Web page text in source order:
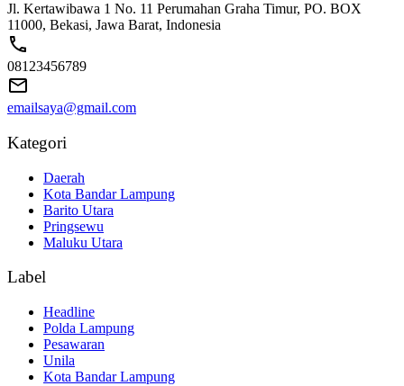
Jl. Kertawibawa 1 No. 11 Perumahan Graha Timur, PO. BOX
11000, Bekasi, Jawa Barat, Indonesia
08123456789
emailsaya@gmail.com
Kategori
Daerah
Kota Bandar Lampung
Barito Utara
Pringsewu
Maluku Utara
Label
Headline
Polda Lampung
Pesawaran
Unila
Kota Bandar Lampung